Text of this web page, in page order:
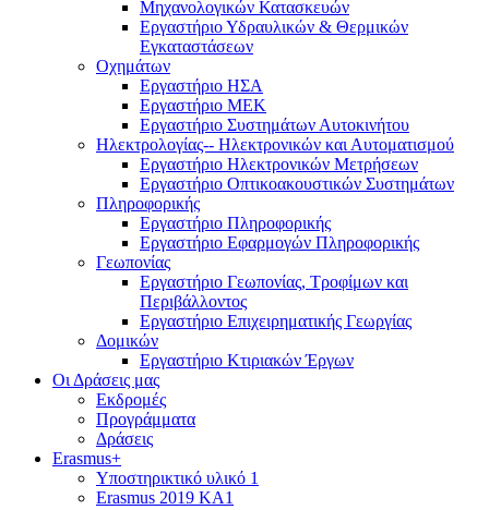
Μηχανολογικών Κατασκευών
Εργαστήριο Υδραυλικών & Θερμικών
Εγκαταστάσεων
Οχημάτων
Εργαστήριο ΗΣΑ
Εργαστήριο ΜΕΚ
Εργαστήριο Συστημάτων Αυτοκινήτου
Ηλεκτρολογίας-- Ηλεκτρονικών και Αυτοματισμού
Εργαστήριο Ηλεκτρονικών Μετρήσεων
Εργαστήριο Οπτικοακουστικών Συστημάτων
Πληροφορικής
Εργαστήριο Πληροφορικής
Εργαστήριο Εφαρμογών Πληροφορικής
Γεωπονίας
Εργαστήριο Γεωπονίας, Τροφίμων και
Περιβάλλοντος
Εργαστήριο Επιχειρηματικής Γεωργίας
Δομικών
Εργαστήριο Κτιριακών Έργων
Οι Δράσεις μας
Εκδρομές
Προγράμματα
Δράσεις
Erasmus+
Υποστηρικτικό υλικό 1
Erasmus 2019 KA1